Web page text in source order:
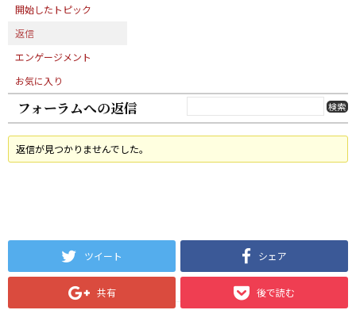
開始したトピック
返信
エンゲージメント
お気に入り
フォーラムへの返信
返信が見つかりませんでした。
ツイート シェア
共有 後で読む